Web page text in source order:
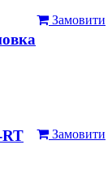
Замовити
Замовити